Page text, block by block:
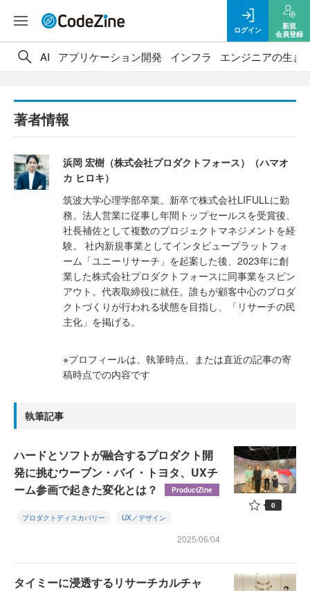
ログイン
新規
会員登録
AI アプリケーション開発 インフラ エンジニアの生き
著者情報
浜岡 宏樹（株式会社プロダクトフォース）（ハマオ
カ ヒロキ）
筑波大学心理学部卒業。新卒で株式会社LIFULLに勤
務。法人営業に従事し年間トップセールスを受賞後、
社長補佐として複数のプロジェクトマネジメントを経
験。 社内新規事業としてインタビュープラットフォ
ーム「ユニーリサーチ」を起案した後、2023年に創
業した株式会社プロダクトフォースに同事業をスピン
アウト。代表取締役に就任。誰もが顧客中心のプロダ
クトづくりが行われる状態を目指し、「リサーチの民
主化」を掲げる。
※プロフィールは、執筆時点、または直近の記事の寄
稿時点での内容です
執筆記事
ハードとソフトが融合するプロダクト開
発に挑むウーブン・バイ・トヨタ、UXチ
ーム参画で起きた変化とは？
ProductZine
プロダクトディスカバリー UX／デザイン
2025/06/04
0
タイミーに浸透するリサーチカルチャ